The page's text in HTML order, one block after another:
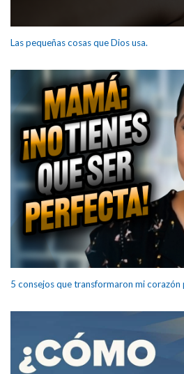
Las pequeñas cosas que Dios usa.
5 consejos que transformaron mi corazón